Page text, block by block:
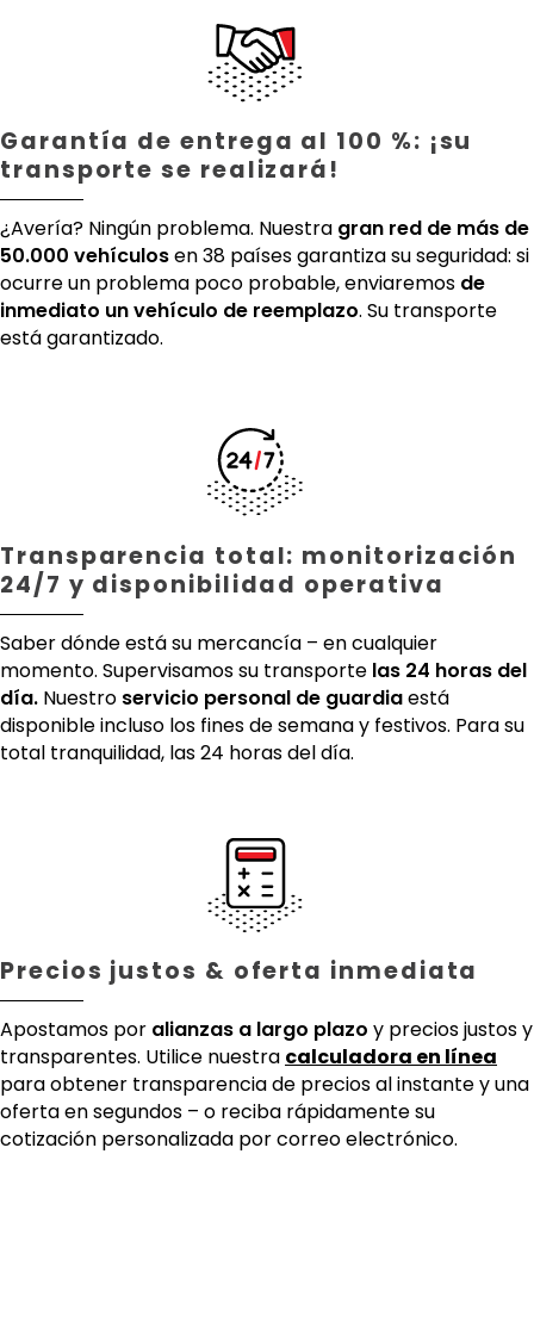
Garantía de entrega al 100 %: ¡su
transporte se realizará!
¿Avería? Ningún problema. Nuestra gran red de más de
50.000 vehículosen 38 países garantiza su seguridad: si
ocurre un problema poco probable, enviaremos de
inmediato un vehículo de reemplazo. Su transporte
está garantizado.
Transparencia total: monitorización
24/7 y disponibilidad operativa
Saber dónde está su mercancía – en cualquier
momento. Supervisamos su transporte las 24 horas del
día. Nuestro servicio personal de guardiaestá
disponible incluso los fines de semana y festivos. Para su
total tranquilidad, las 24 horas del día.
Precios justos & oferta inmediata
Apostamos por alianzas a largo plazo y precios justos y
transparentes. Utilice nuestra calculadora en línea
para obtener transparencia de precios al instante y una
oferta en segundos – o reciba rápidamente su
cotización personalizada por correo electrónico.